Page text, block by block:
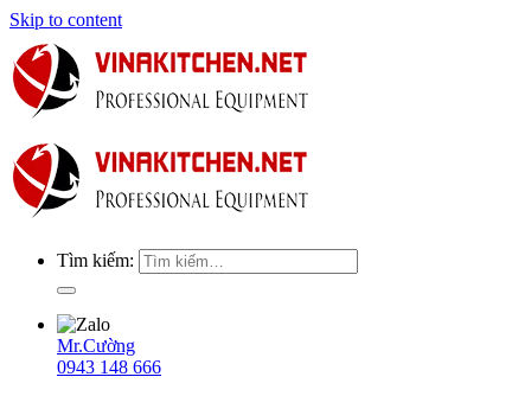
Skip to content
Tìm kiếm:
Mr.Cường
0943 148 666